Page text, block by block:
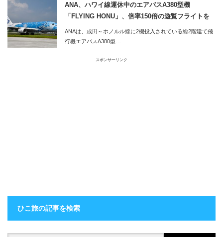
ANA、ハワイ線運休中のエアバスA380型機
「FLYING HONU」、倍率150倍の遊覧フライトを
ANAは、成田～ホノルル線に2機投入されている総2階建て飛
行機エアバスA380型…
スポンサーリンク
ひこ旅の記事を検索